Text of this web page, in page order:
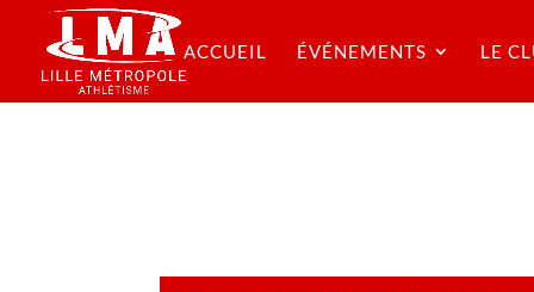
ACCUEIL ÉVÉNEMENTS LE